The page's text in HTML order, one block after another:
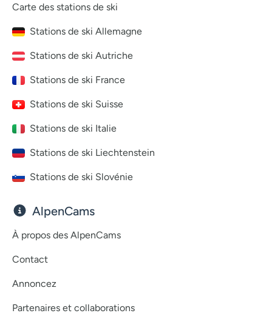
Carte des stations de ski
Stations de ski Allemagne
Stations de ski Autriche
Stations de ski France
Stations de ski Suisse
Stations de ski Italie
Stations de ski Liechtenstein
Stations de ski Slovénie
AlpenCams
À propos des AlpenCams
Contact
Annoncez
Partenaires et collaborations